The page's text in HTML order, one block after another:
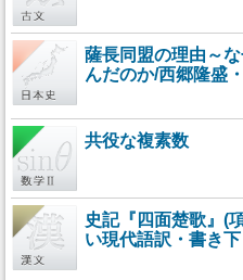
薩長同盟の理由～
んだのか/西郷隆盛
共役な複素数
史記『四面楚歌』(
い現代語訳・書き